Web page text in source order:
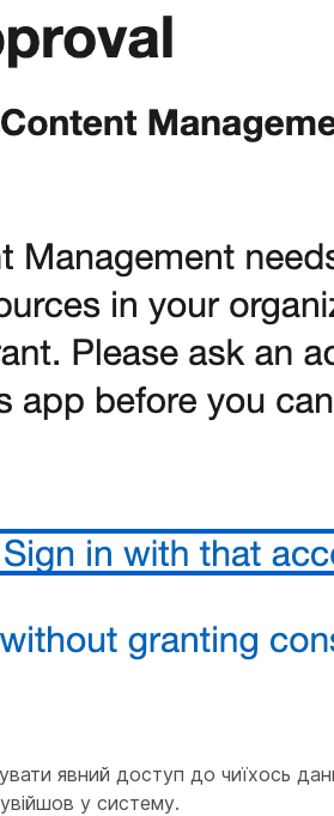
явний доступ до чиїхось
у систему.